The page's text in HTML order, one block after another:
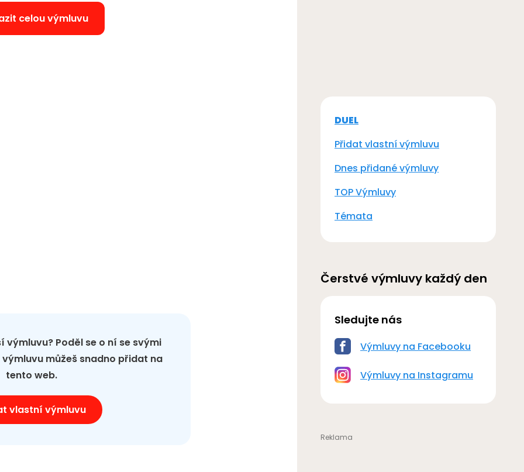
celou výmluvu
výmluvu? Poděl se o ní se svými
můžeš snadno přidat na
tento web.
vlastní výmluvu
DUEL
Přidat vlastní výmluvu
Dnes přidané výmluvy
TOP Výmluvy
Témata
Čerstvé výmluvy každý den
Sledujte nás
Výmluvy na Facebooku
Výmluvy na Instagramu